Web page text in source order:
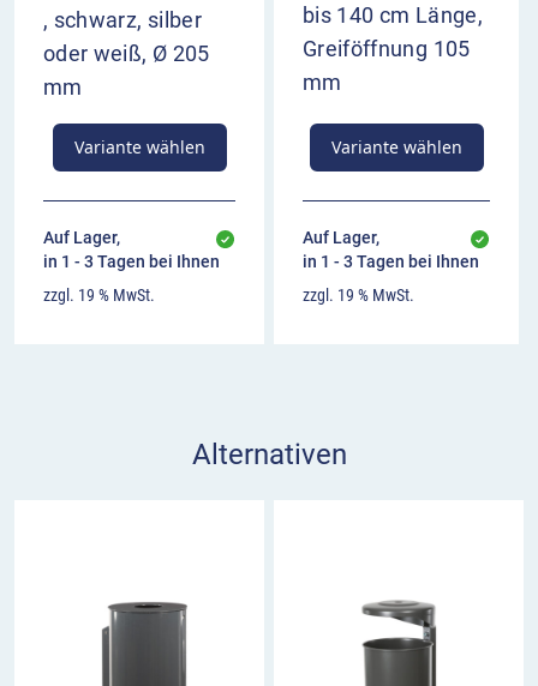
, schwarz, silber
oder weiß, Ø 205
mm
Variante wählen
Auf Lager,
in 1 - 3 Tagen bei Ihnen
zzgl. 19 % MwSt.
bis 140 cm Länge,
Greiföffnung 105
mm
Variante wählen
Auf Lager,
in 1 - 3 Tagen bei Ihnen
zzgl. 19 % MwSt.
Alternativen